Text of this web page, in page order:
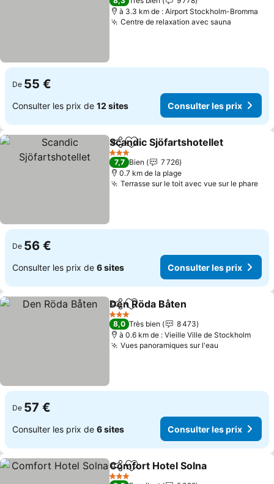
à 3.3 km de : Airport Stockholm-Bromma
Centre de relaxation avec sauna
De 55 €
Consulter les prix de 12 sites Consulter les prix
PartagerAjouter à mes favoris
Scandic Sjöfartshotellet
3 Étoiles
7,7 Bien
7 726
0.7 km de la plage
Terrasse sur le toit avec vue sur le phare
De 56 €
Consulter les prix de 6 sites Consulter les prix
PartagerAjouter à mes favoris
Den Röda Båten
3 Étoiles
8,0 Très bien
8 473
à 0.6 km de : Vieille Ville de Stockholm
Vues panoramiques sur l'eau
De 57 €
Consulter les prix de 6 sites Consulter les prix
PartagerAjouter à mes favoris
Comfort Hotel Solna
3 Étoiles